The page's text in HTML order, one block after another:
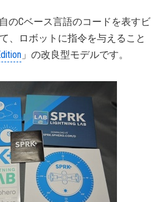
のCベース言語のコードを表すビ
、ロボットに指令を与えること
」の改良型モデルです。